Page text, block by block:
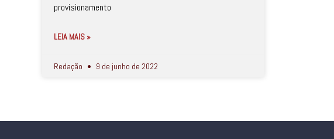
provisionamento
LEIA MAIS »
Redação 9 de junho de 2022